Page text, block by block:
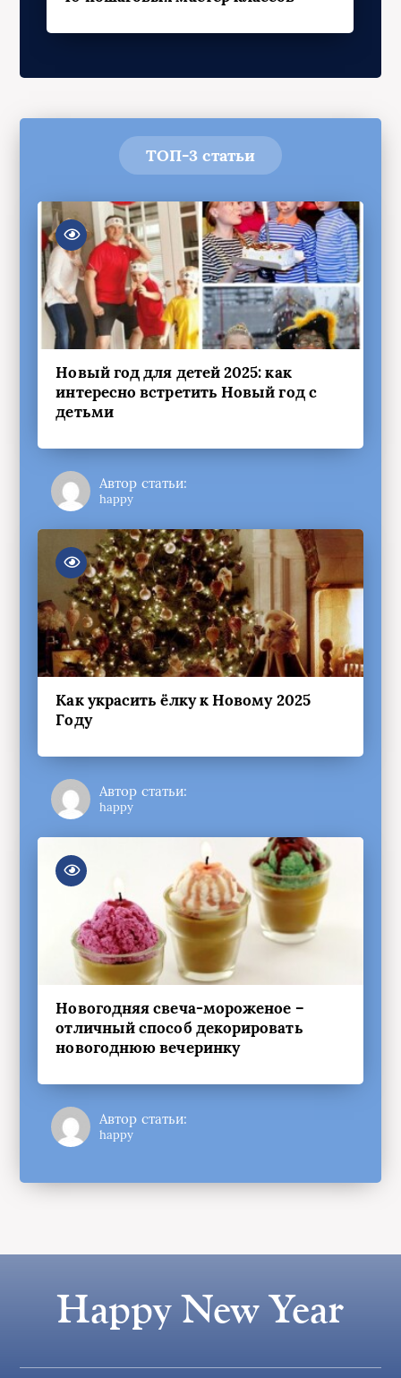
ТОП-3 статьи
Новый год для детей 2025: как
интересно встретить Новый год с
детьми
Автор статьи:
happy
Как украсить ёлку к Новому 2025
Году
Автор статьи:
happy
Новогодняя свеча-мороженое –
отличный способ декорировать
новогоднюю вечеринку
Автор статьи:
happy
Happy New Year